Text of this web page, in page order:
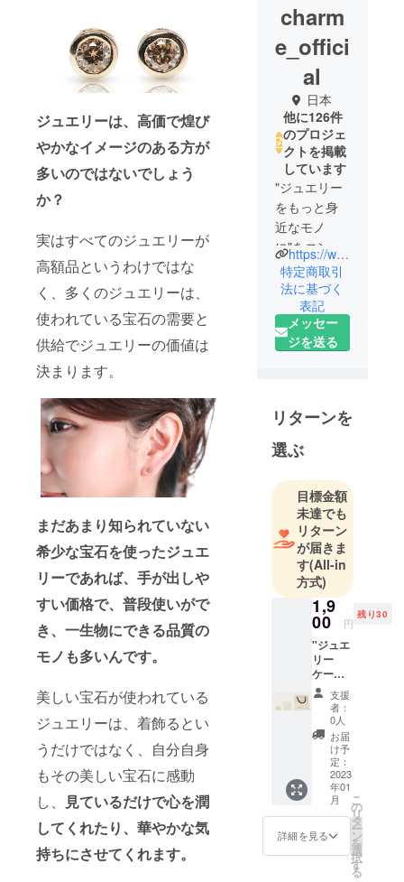
ジュエリーは、高価で煌び
やかなイメージのある方が
多いのではないでしょう
か？
実はすべてのジュエリーが
高額品というわけではな
く、多くのジュエリーは、
使われている宝石の需要と
供給でジュエリーの価値は
決まります。
まだあまり知られていない
希少な宝石を使ったジュエ
リーであれば、手が出しや
すい価格で、普段使いがで
き、一生物にできる品質の
モノも多いんです。
美しい宝石が使われている
ジュエリーは、着飾るとい
うだけではなく、自分自身
もその美しい宝石に感動
し、
見ているだけで心を潤
してくれたり、華やかな気
持ちにさせてくれます。
charm
e_offici
al
日本
他に126件
のプロジェ
クトを掲載
しています
"ジュエリー
をもっと身
近なモノ
に"をコンセ
プトに
非常識な宝
石をジュエ
リーに作り
替え、適正
しいブラン
ドです。
https://www.instagram.com/charme____official/
特定商取引
法に基づく
表記
メッセー
ジを送る
リターンを
選ぶ
目標金額
未達でも
リターン
が届きま
す(All-in
方式)
1,9
00 円
残り30
"ジュエ
リー
ケー
ス
ショッ
パー
c1 [詳
細] ケー
スサイ
（約）
：縦
40mm×
横
50mm
※こちら
支援
者：
0人
お届
け予
定：
2023
年01
月
詳細を見る
こ
の
リ
タ
ー
ン
を
選
択
す
る